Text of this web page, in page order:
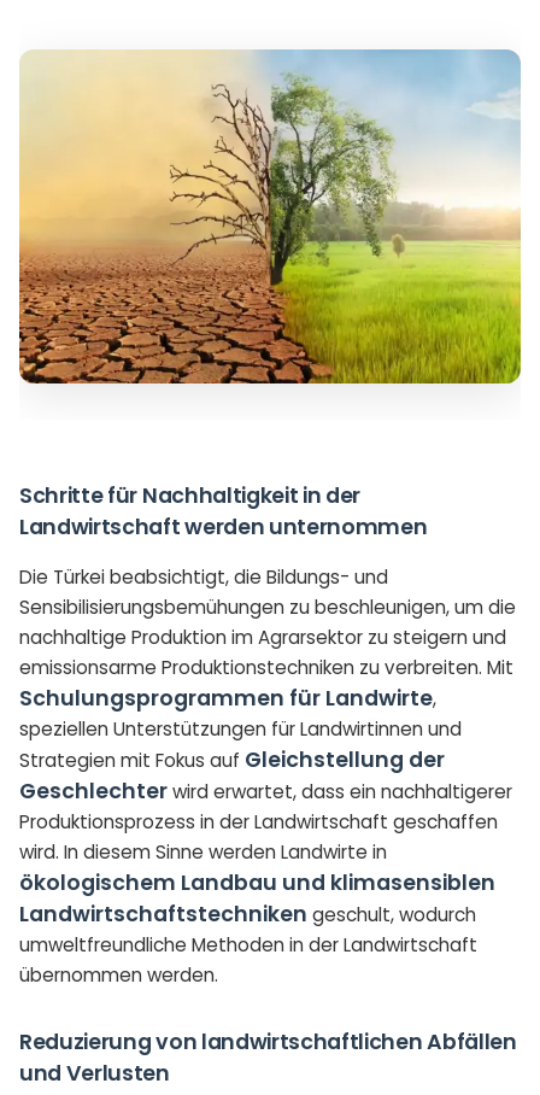
Schritte für Nachhaltigkeit in der
Landwirtschaft werden unternommen
Die Türkei beabsichtigt, die Bildungs- und
Sensibilisierungsbemühungen zu beschleunigen, um die
nachhaltige Produktion im Agrarsektor zu steigern und
emissionsarme Produktionstechniken zu verbreiten. Mit
Schulungsprogrammen für Landwirte,
speziellen Unterstützungen für Landwirtinnen und
Strategien mit Fokus auf Gleichstellung der
Geschlechterwird erwartet, dass ein nachhaltigerer
Produktionsprozess in der Landwirtschaft geschaffen
wird. In diesem Sinne werden Landwirte in
ökologischem Landbau und klimasensiblen
Landwirtschaftstechniken geschult, wodurch
umweltfreundliche Methoden in der Landwirtschaft
übernommen werden.
Reduzierung von landwirtschaftlichen Abfällen
und Verlusten